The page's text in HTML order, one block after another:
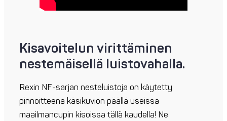
Kisavoitelun virittäminen
nestemäisellä luistovahalla.
Rexin NF-sarjan nesteluistoja on käytetty
pinnoitteena käsikuvion päällä useissa
maailmancupin kisoissa tällä kaudella! Ne